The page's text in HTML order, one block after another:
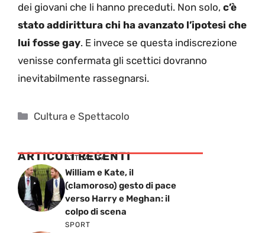
dei giovani che li hanno preceduti. Non solo, c’è
stato addirittura chi ha avanzato l’ipotesi che
lui fosse gay. E invece se questa indiscrezione
venisse confermata gli scettici dovranno
inevitabilmente rassegnarsi.
Categorie
Cultura e Spettacolo
ARTICOLI RECENTI
ATTUALITÁ
William e Kate, il
(clamoroso) gesto di pace
verso Harry e Meghan: il
colpo di scena
SPORT